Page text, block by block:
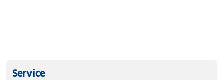
Service